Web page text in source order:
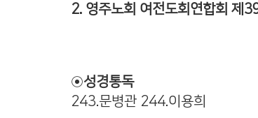
2. 영주노회 여전도회연합회 제
◉성경통독
243.문병관 244.이용희